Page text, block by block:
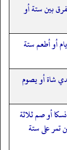
بين ستة أو
أو أطعم ستة
شاة أو يصوم
أو صم ثلاثة
تمر على ستة